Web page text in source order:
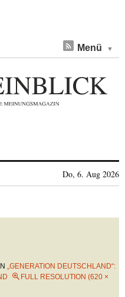
Menü
Do, 6. Aug 2026
IN „GENERATION DEUTSCHLAND“:
FULL RESOLUTION (620 ×